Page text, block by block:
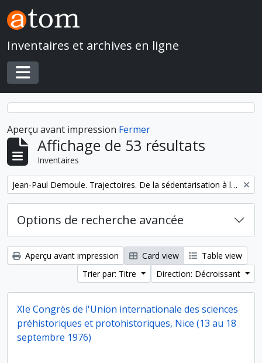
Skip to main content
Inventaires et archives en ligne
Toggle navigation
Aperçu avant impression Fermer
Affichage de 53 résultats
Inventaires
Remove filter: Jean-Paul Demoule. Trajectoires. De la sédentarisation à l'État
Options de recherche avancée
Aperçu avant impression Card view
Table view
Trier par: Titre
Direction: Décroissant
XIe Congrès de l'Union internationale des sciences
préhistoriques et protohistoriques, Nice (13 au 18
septembre 1976)